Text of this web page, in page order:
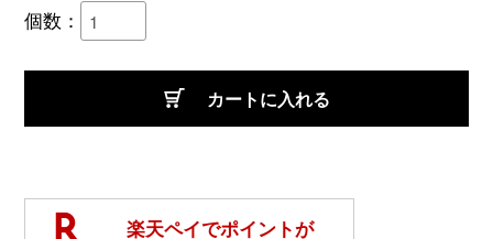
個数：
カートに入れる